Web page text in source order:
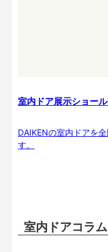
室内ドア展示ショー
DAIKENの室内ドアを
す。
室内ドアコラム